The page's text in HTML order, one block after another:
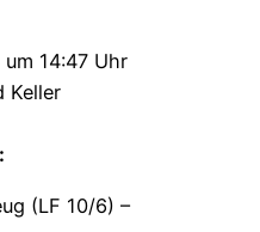
14:47 Uhr
Keller
(LF 10/6) –